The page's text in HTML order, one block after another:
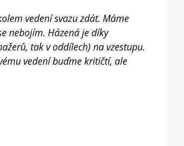
vedení svazu zdát. Máme
nebojím. Házená je díky
tak v oddílech) na vzestupu.
vedení buďme kritičtí, ale